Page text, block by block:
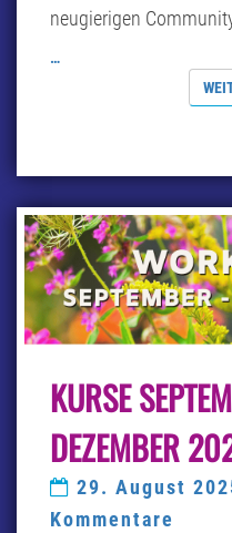
neugierigen
…
KURSE
DEZEMBER
29. August
Kommentare